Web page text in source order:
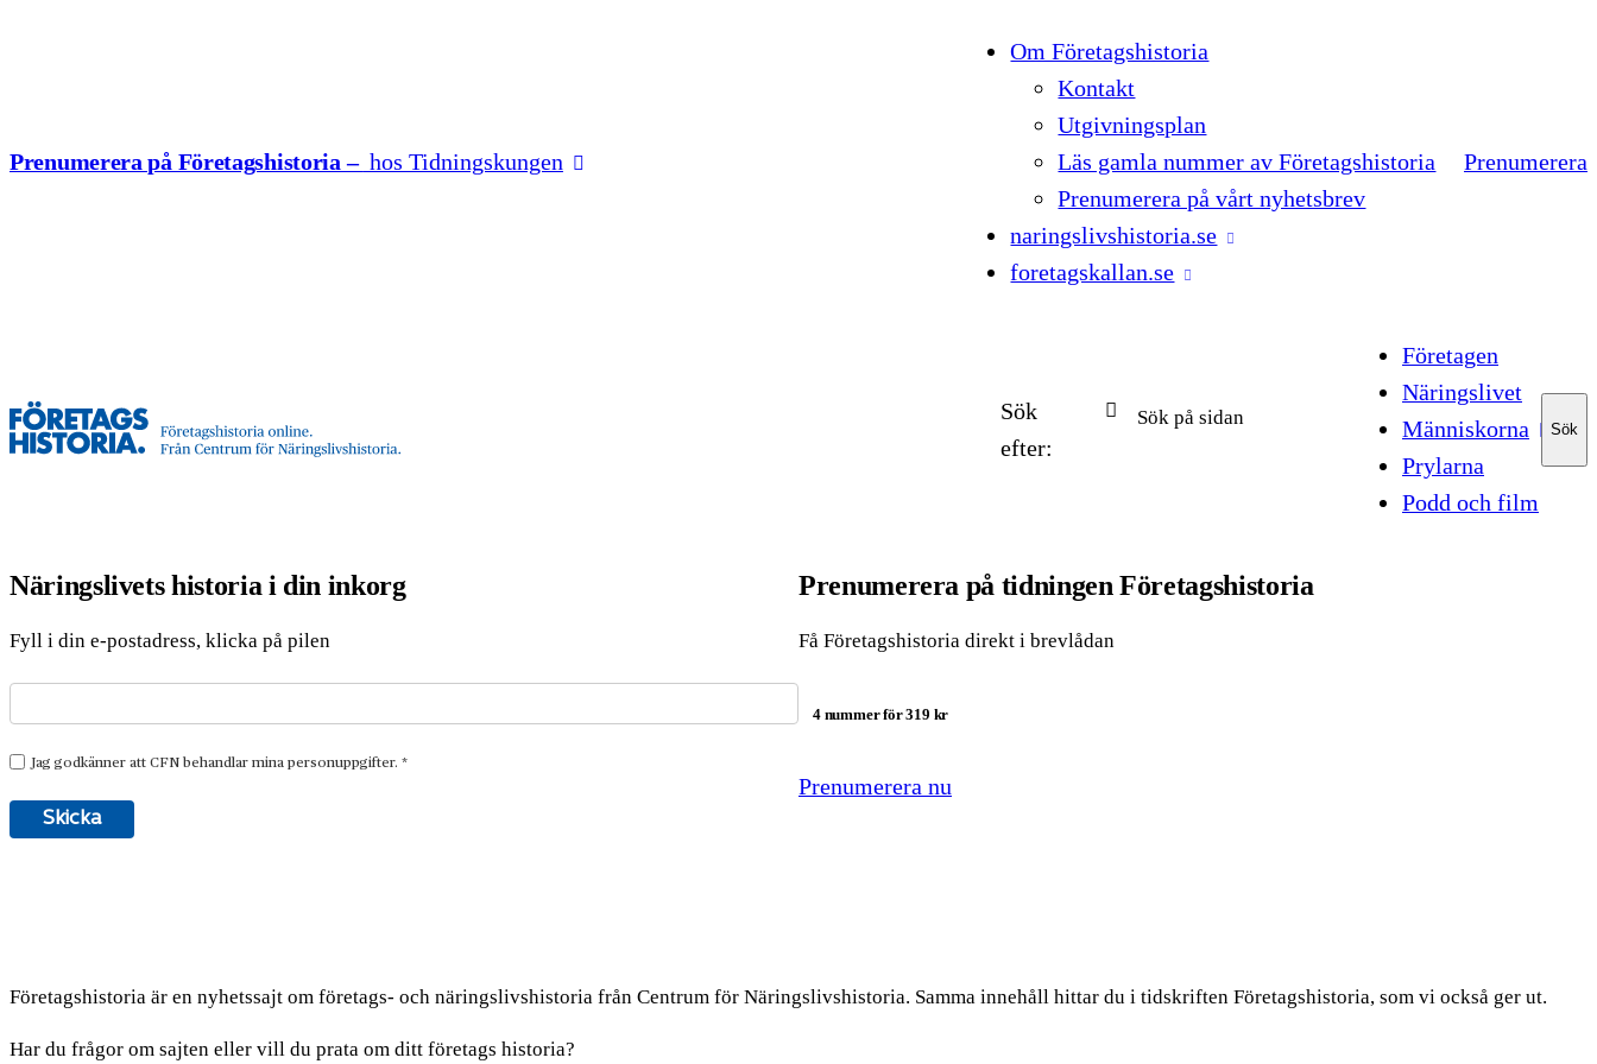
Prenumerera på Företagshistoria – hos Tidningskungen
Om Företagshistoria
Kontakt
Utgivningsplan
Läs gamla nummer av Företagshistoria
Prenumerera på vårt nyhetsbrev
naringslivshistoria.se
foretagskallan.se
Prenumerera
Företagen
Näringslivet
Människorna
Prylarna
Podd och film
Sök
efter:
Sök
Sök
Näringslivets historia i din inkorg
Fyll i din e-postadress, klicka på pilen
Prenumerera på tidningen Företagshistoria
Få Företagshistoria direkt i brevlådan
4 nummer för 319 kr
Prenumerera nu
Företagshistoria är en nyhetssajt om företags- och näringslivshistoria från Centrum för Näringslivshistoria. Samma innehåll hittar du i tidskriften Företagshistoria, som vi också ger ut.
Har du frågor om sajten eller vill du prata om ditt företags historia?